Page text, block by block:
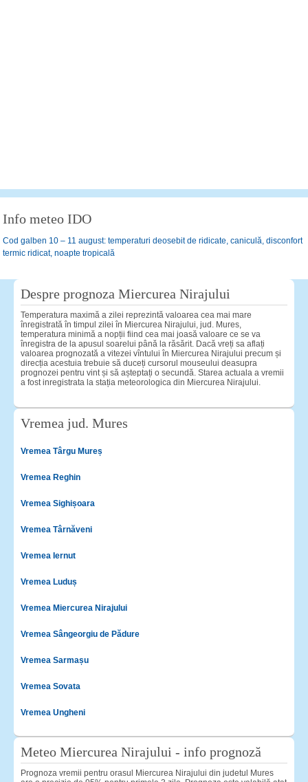
Info meteo IDO
Cod galben 10 – 11 august: temperaturi deosebit de ridicate, caniculă, disconfort
termic ridicat, noapte tropicală
Despre prognoza Miercurea Nirajului
Temperatura maximă a zilei reprezintă valoarea cea mai mare
înregistrată în timpul zilei în Miercurea Nirajului, jud. Mures,
temperatura minimă a nopții fiind cea mai joasă valoare ce se va
înregistra de la apusul soarelui până la răsărit. Dacă vreți sa aflați
valoarea prognozată a vitezei vîntului în Miercurea Nirajului precum și
direcția acestuia trebuie să duceți cursorul mouseului deasupra
prognozei pentru vint și să așteptați o secundă. Starea actuala a vremii
a fost inregistrata la stația meteorologica din Miercurea Nirajului.
Vremea jud. Mures
Vremea Târgu Mureș
Vremea Reghin
Vremea Sighișoara
Vremea Târnăveni
Vremea Iernut
Vremea Luduș
Vremea Miercurea Nirajului
Vremea Sângeorgiu de Pădure
Vremea Sarmașu
Vremea Sovata
Vremea Ungheni
Meteo Miercurea Nirajului - info prognoză
Prognoza vremii pentru orasul Miercurea Nirajului din judetul Mures